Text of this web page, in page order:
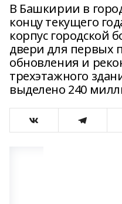
В Башкирии в
концу текущего
корпус городской
двери для первых
обновления и
трехэтажного
выделено 240